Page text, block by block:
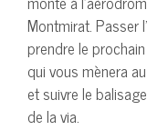
Montmirat. Passer
prendre le
qui vous mènera
et suivre le
de la via.